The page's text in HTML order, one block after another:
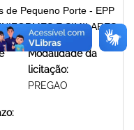
de Pequeno Porte - EPP
E SIMILARES
Modalidade da
licitação:
PREGAO